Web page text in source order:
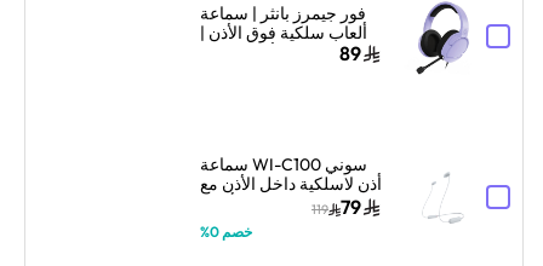
فور جيمرز بانثر | سماعة
ألعاب سلكية فوق الأذن |
تصميم فوق الأذن | لافندر
89
سوني WI-C100 سماعة
أذن لاسلكية داخل الأذن مع
ميكروفون – أبيض
79
119
خصم 0%